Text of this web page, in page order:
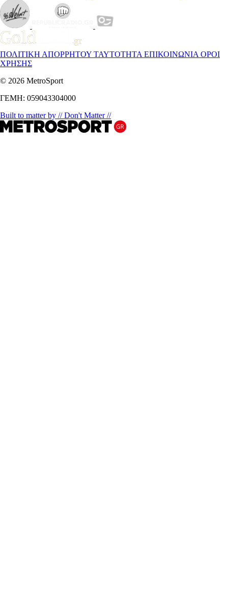
ΠΟΛΙΤΙΚΗ ΑΠΟΡΡΗΤΟΥ ΤΑΥΤΟΤΗΤΑ ΕΠΙΚΟΙΝΩΝΙΑ ΟΡΟΙ
ΧΡΗΣΗΣ
© 2026 MetroSport
ΓΕΜΗ: 059043304000
Built to matter by // Don't Matter //